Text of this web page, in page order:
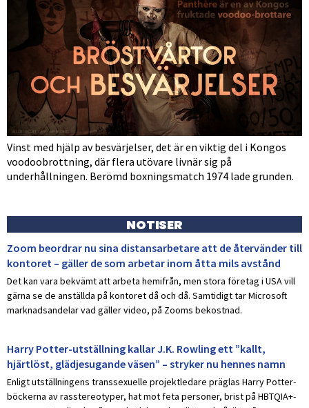
Vinst med hjälp av besvärjelser, det är en viktig del i Kongos
voodoobrottning, där flera utövare livnär sig på
underhållningen. Berömd boxningsmatch 1974 lade grunden.
NOTISER
Zoom beordrar nu sina distansarbetare att de återvänder till
kontoret – gäller de som arbetar inom åtta mils avstånd
Det kan vara bekvämt att arbeta hemifrån, men stora företag i USA vill
gärna se de anställda på kontoret då och då. Samtidigt tar Microsoft
marknadsandelar vad gäller video, på Zooms bekostnad.
Harry Potter-utställning kallar J.K. Rowling ett ”kallt,
hjärtlöst, glädjesugande väsen” – stryker nu hennes namn
Enligt utställningens transsexuelle projektledare präglas Harry Potter-
böckerna av rasstereotyper, hat mot feta personer, brist på HBTQIA+-